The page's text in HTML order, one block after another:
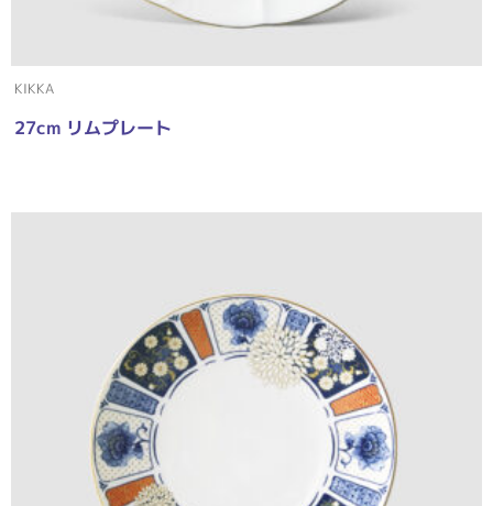
KIKKA
27cm リムプレート